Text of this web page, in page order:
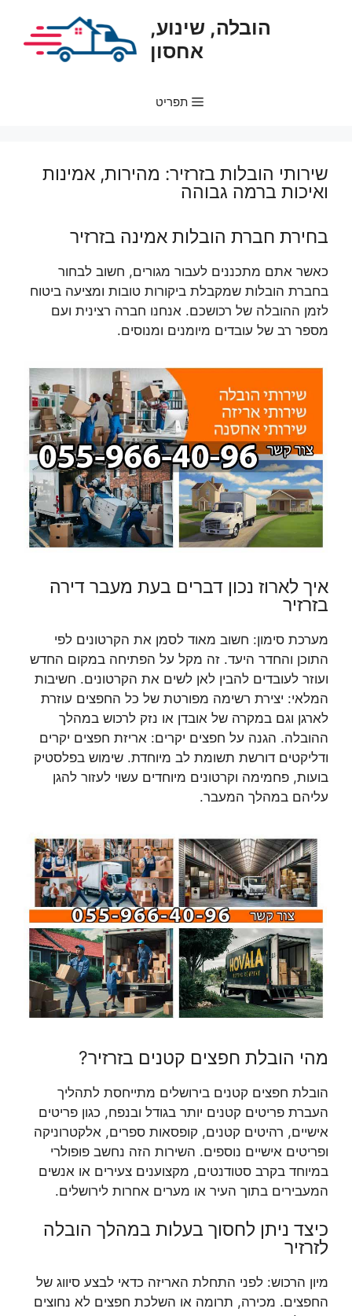
הובלה, שינוע,
אחסון
תפריט
שירותי הובלות בזרזיר: מהירות, אמינות
ואיכות ברמה גבוהה
בחירת חברת הובלות אמינה בזרזיר
כאשר אתם מתכננים לעבור מגורים, חשוב לבחור
בחברת הובלות שמקבלת ביקורות טובות ומציעה ביטוח
לזמן ההובלה של רכושכם. אנחנו חברה רצינית ועם
מספר רב של עובדים מיומנים ומנוסים.
איך לארוז נכון דברים בעת מעבר דירה
בזרזיר
מערכת סימון: חשוב מאוד לסמן את הקרטונים לפי
התוכן והחדר היעד. זה מקל על הפתיחה במקום החדש
ועוזר לעובדים להבין לאן לשים את הקרטונים. חשיבות
המלאי: יצירת רשימה מפורטת של כל החפצים עוזרת
לארגן וגם במקרה של אובדן או נזק לרכוש במהלך
ההובלה. הגנה על חפצים יקרים: אריזת חפצים יקרים
ודליקטים דורשת תשומת לב מיוחדת. שימוש בפלסטיק
בועות, פחמימה וקרטונים מיוחדים עשוי לעזור להגן
עליהם במהלך המעבר.
מהי הובלת חפצים קטנים בזרזיר?
הובלת חפצים קטנים בירושלים מתייחסת לתהליך
העברת פריטים קטנים יותר בגודל ובנפח, כגון פריטים
אישיים, רהיטים קטנים, קופסאות ספרים, אלקטרוניקה
ופריטים אישיים נוספים. השירות הזה נחשב פופולרי
במיוחד בקרב סטודנטים, מקצוענים צעירים או אנשים
המעבירים בתוך העיר או מערים אחרות לירושלים.
כיצד ניתן לחסוך בעלות במהלך הובלה
לזרזיר
מיון הרכוש: לפני התחלת האריזה כדאי לבצע סיווג של
החפצים. מכירה, תרומה או השלכת חפצים לא נחוצים